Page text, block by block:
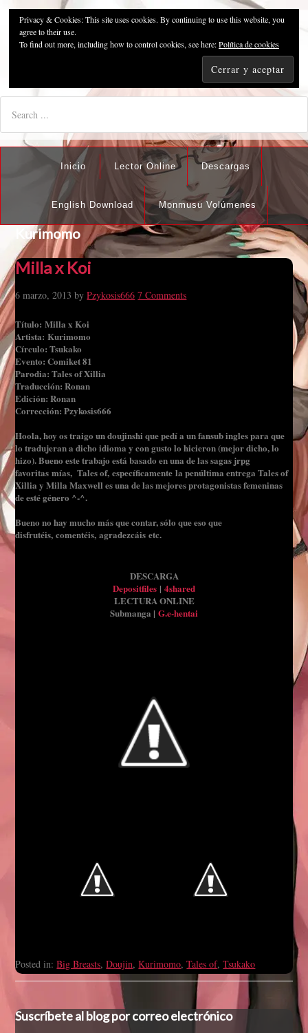
Pzykosis666HFansub
"I'm the best there is at what I do, but what I do best isn't very
Inicio Lector Online Descargas
English Download Monmusu Volúmenes
Kurimomo
Milla x Koi
6 marzo, 2013 byPzykosis666 7 Comments
Título: Milla x Koi
Artista: Kurimomo
Círculo: Tsukako
Evento: Comiket 81
Parodia: Tales of Xillia
Traducción: Ronan
Edición: Ronan
Corrección: Pzykosis666
Hoola, hoy os traigo un doujinshi que pedí a un fansub ingles para que
lo tradujeran a dicho idioma y con gusto lo hicieron (mejor dicho, lo
hizo). Bueno este trabajo está basado en una de las sagas jrpg
favoritas mías, Tales of, específicamente la penúltima entrega Tales of
Xillia y Milla Maxwell es una de las mejores protagonistas femeninas
de esté género ^-^.
Bueno no hay mucho más que contar, sólo que eso que
disfrutéis, comentéis, agradezcáis etc.
DESCARGA
Depositfiles | 4shared
LECTURA ONLINE
Submanga | G.e-hentai
Posted in:Big Breasts,Doujin,Kurimomo,Tales of,Tsukako
Suscríbete al blog por correo electrónico
Privacy & Cookies: This site uses cookies. By continuing to use this website, you
agree to their use.
To find out more, including how to control cookies, see here:Política de cookies